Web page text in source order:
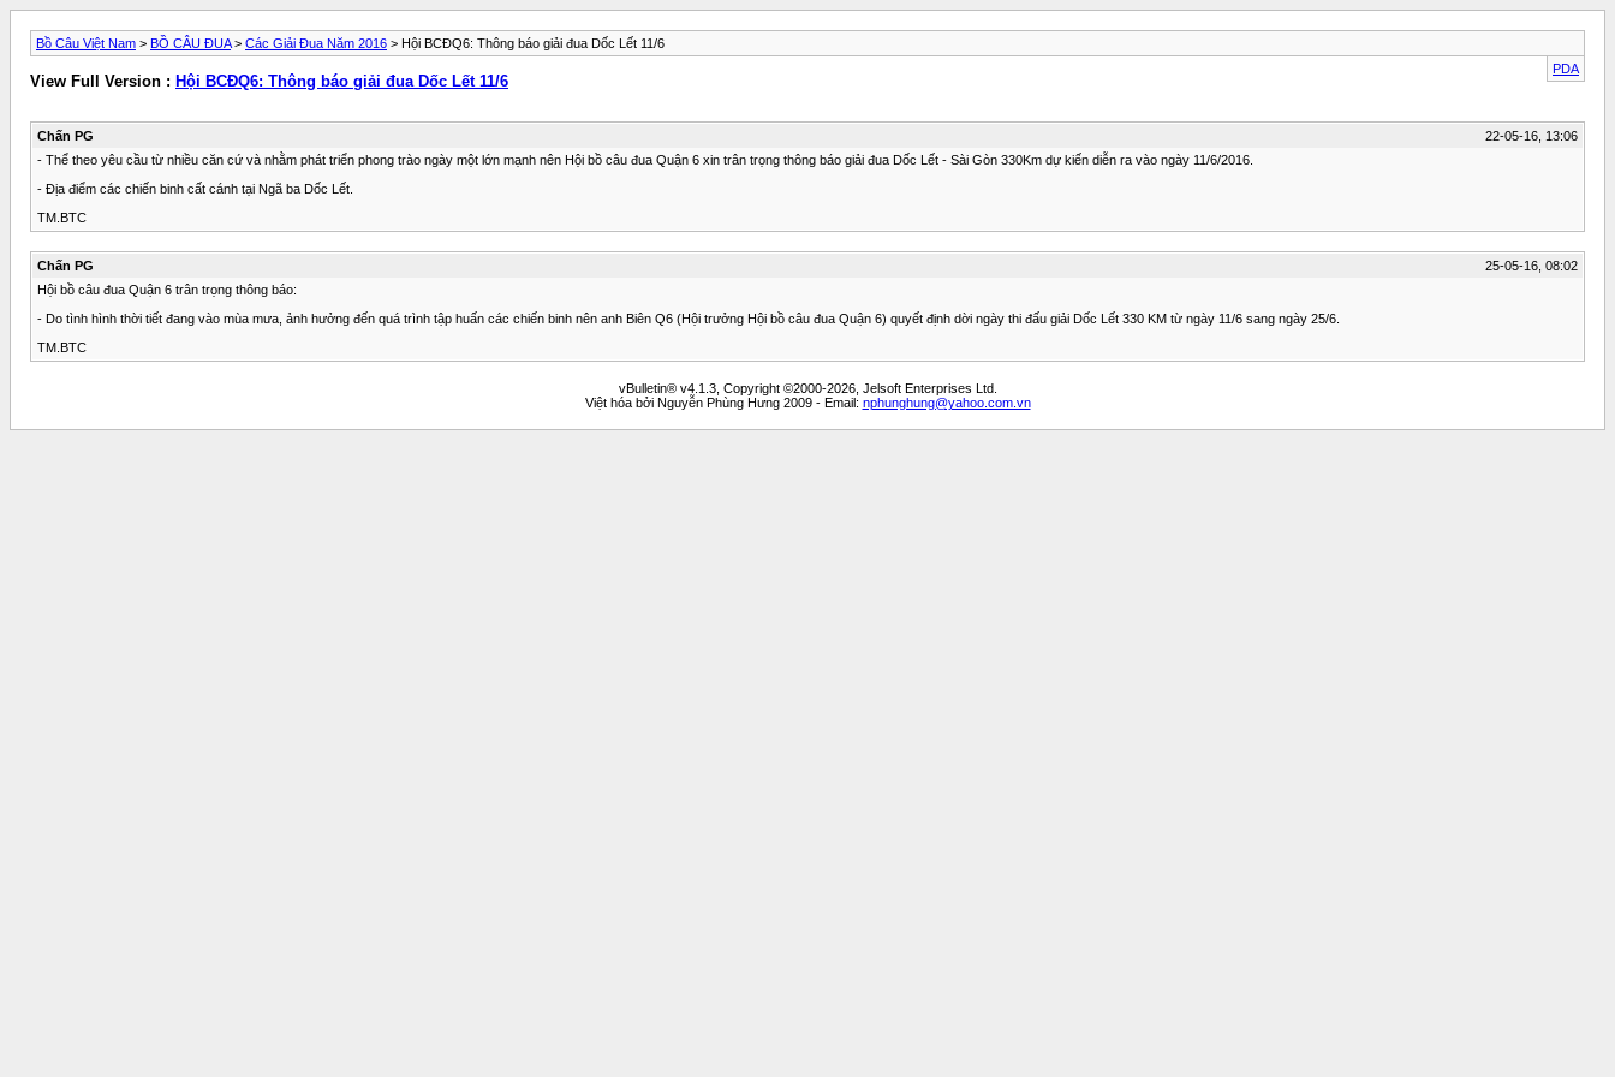
Bồ Câu Việt Nam > BỒ CÂU ĐUA> Các Giải Đua Năm 2016 > Hội BCĐQ6: Thông báo giải đua Dốc Lết 11/6
PDA
View Full Version : Hội BCĐQ6: Thông báo giải đua Dốc Lết 11/6
Chấn PG
22-05-16, 13:06
- Thể theo yêu cầu từ nhiều căn cứ và nhằm phát triển phong trào ngày một lớn mạnh nên Hội bồ câu đua Quận 6 xin trân trọng thông báo giải đua Dốc Lết - Sài Gòn 330Km dự kiến diễn ra vào ngày 11/6/2016.
- Địa điểm các chiến binh cất cánh tại Ngã ba Dốc Lết.
TM.BTC
Chấn PG
25-05-16, 08:02
Hội bồ câu đua Quận 6 trân trọng thông báo:
- Do tình hình thời tiết đang vào mùa mưa, ảnh hưởng đến quá trình tập huấn các chiến binh nên anh Biên Q6 (Hội trưởng Hội bồ câu đua Quận 6) quyết định dời ngày thi đấu giải Dốc Lết 330 KM từ ngày 11/6 sang ngày 25/6.
TM.BTC
vBulletin® v4.1.3, Copyright ©2000-2026, Jelsoft Enterprises Ltd.
Việt hóa bởi Nguyễn Phùng Hưng 2009 - Email: nphunghung@yahoo.com.vn